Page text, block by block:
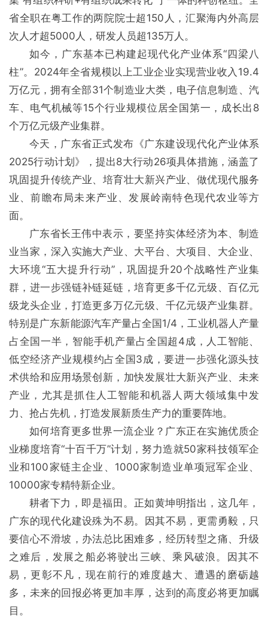
省全职在粤工作的两院院士超150人，汇聚海内外高层
次人才超5000人，研发人员超135万人。
如今，广东基本已构建起现代化产业体系“四梁八
柱”。2024年全省规模以上工业企业实现营业收入19.4
万亿元，拥有全部31个制造业大类，电子信息制造、汽
车、电气机械等15个行业规模位居全国第一，成长出8
个万亿元级产业集群。
今天，广东省正式发布《广东建设现代化产业体系
2025行动计划》，提出8大行动26项具体措施，涵盖了
巩固提升传统产业、培育壮大新兴产业、做优现代服务
业、前瞻布局未来产业、发展岭南特色现代农业等方
面。
广东省长王伟中表示，要坚持实体经济为本、制造
业当家，深入实施大产业、大平台、大项目、大企业、
大环境“五大提升行动”，巩固提升20个战略性产业集
群，进一步强链补链延链，培育更多千亿元级、百亿元
级龙头企业，打造更多万亿元级、千亿元级产业集群。
特别是广东新能源汽车产量占全国1/4，工业机器人产量
占全国一半，智能手机产量占全国超4成，人工智能、
低空经济产业规模约占全国3成，要进一步强化源头技
术供给和应用场景创新，加快发展壮大新兴产业、未来
产业，尤其是抓住人工智能和机器人两大领域集中发
力、抢占先机，打造发展新质生产力的重要阵地。
如何培育更多世界一流企业？广东正在实施优质企
业梯度培育“十百千万”计划，努力造就50家科技领军企
业和100家链主企业、1000家制造业单项冠军企业、
10000家专精特新企业。
耕者下力，即是福田。正如黄坤明指出，这几年，
广东的现代化建设殊为不易。因其不易，更需勇毅，只
要信心不滑坡，办法总比困难多，经历转型之痛、升级
之难后，发展之船必将驶出三峡、乘风破浪。因其不
易，更彰不凡，现在前行的难度越大、遭遇的磨砺越
多，未来的回报必将更加丰厚，达到的高度必将更加瞩
目。